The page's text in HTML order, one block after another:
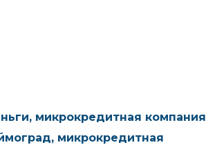
микрокредитная компания
микрокредитная